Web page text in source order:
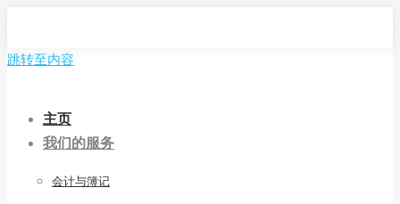
跳转至内容
主页
我们的服务
会计与簿记